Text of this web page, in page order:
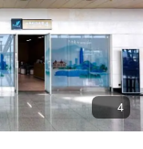
4